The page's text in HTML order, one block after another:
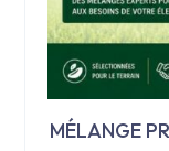
MÉLANGE